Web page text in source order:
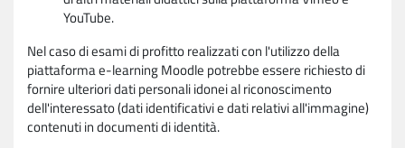
YouTube.
Nel caso di esami di profitto realizzati con l'utilizzo della
piattaforma e-learning Moodle potrebbe essere richiesto di
fornire ulteriori dati personali idonei al riconoscimento
dell'interessato (dati identificativi e dati relativi all'immagine)
contenuti in documenti di identità.